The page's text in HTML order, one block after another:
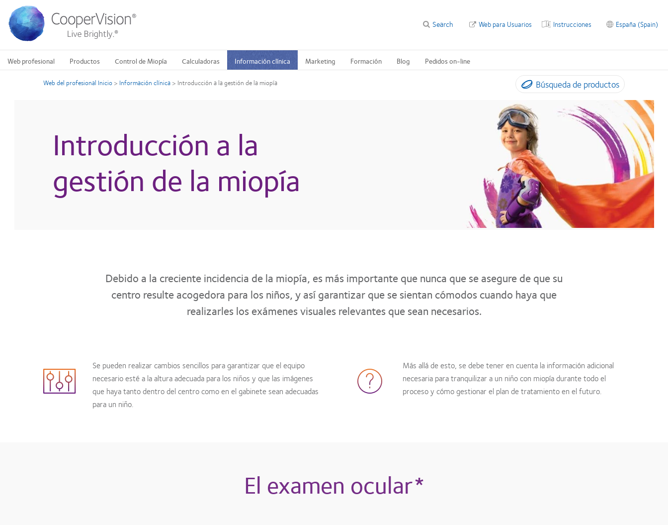
contenido
principal
España (Spain)
Instrucciones
Web para Usuarios
Search
Web profesional Productos Control de Miopía Calculadoras Información clínica Marketing Formación Blog Pedidos on-line
Búsqueda de productos
Web del profesional Inicio > Información clínica > Introducción a la gestión de la miopía
Introducción a la
gestión de la miopía
Debido a la creciente incidencia de la miopía, es más importante que nunca que se asegure de que su
centro resulte acogedora para los niños, y así garantizar que se sientan cómodos cuando haya que
realizarles los exámenes visuales relevantes que sean necesarios.
Se pueden realizar cambios sencillos para garantizar que el equipo
necesario esté a la altura adecuada para los niños y que las imágenes
que haya tanto dentro del centro como en el gabinete sean adecuadas
para un niño.
Más allá de esto, se debe tener en cuenta la información adicional
necesaria para tranquilizar a un niño con miopía durante todo el
proceso y cómo gestionar el plan de tratamiento en el futuro.
El examen ocular*